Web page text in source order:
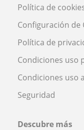
Política de
Configuración de
Política de
Condiciones uso
Condiciones uso
Seguridad
Descubre más